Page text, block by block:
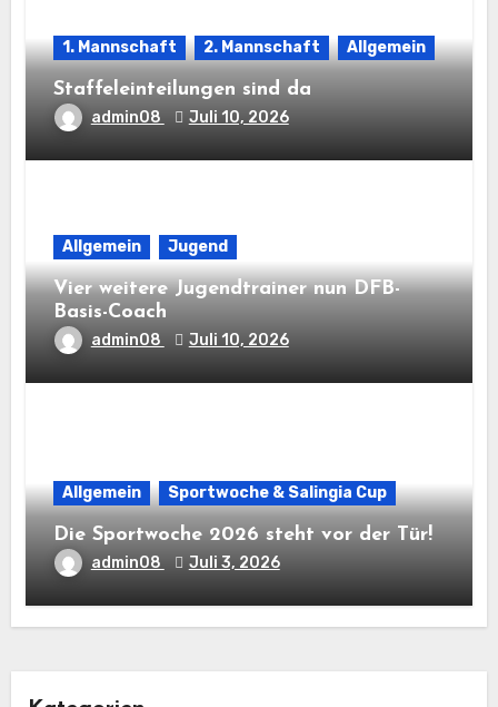
1. Mannschaft 2. Mannschaft Allgemein
Staffeleinteilungen sind da
admin08 Juli 10, 2026
Allgemein Jugend
Vier weitere Jugendtrainer nun DFB-
Basis-Coach
admin08 Juli 10, 2026
Allgemein Sportwoche & Salingia Cup
Die Sportwoche 2026 steht vor der Tür!
admin08 Juli 3, 2026